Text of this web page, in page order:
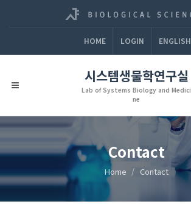
HOME LOGIN ENGLISH
시스템생물학연구실
Lab of Systems Biology and Medici
ne
Contact
Home Contact